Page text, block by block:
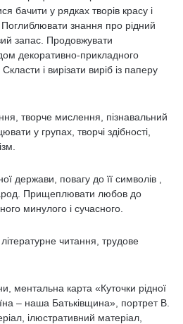
бачити у рядках творів красу і
знання про рідний
запас. Продовжувати
декоративно-прикладного
і вирізати виріб із паперу
творче мислення, пізнавальний
у групах, творчі здібності,
держави, повагу до її символів ,
Прищеплювати любов до
минулого і сучасного.
літературне читання, трудове
ментальна карта «Куточки рідної
– наша Батьківщина», портрет В.
ілюстративний матеріал,